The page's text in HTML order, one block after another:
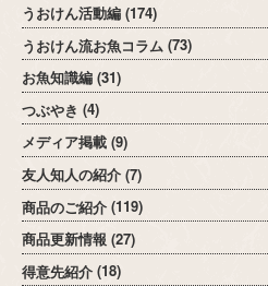
うおけん活動編 (174)
うおけん流お魚コラム (73)
お魚知識編 (31)
つぶやき (4)
メディア掲載 (9)
友人知人の紹介 (7)
商品のご紹介 (119)
商品更新情報 (27)
得意先紹介 (18)